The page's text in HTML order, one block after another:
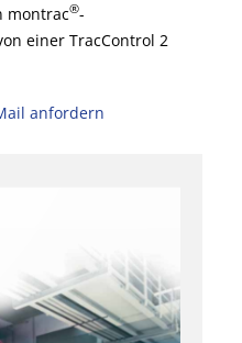
montrac®-
einer TracControl 2
anfordern